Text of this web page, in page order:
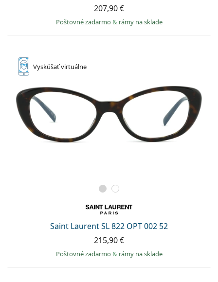
207,90 €
Poštovné zadarmo& rámy na sklade
Vyskúšaťvirtuálne
Saint Laurent SL 822 OPT 002 52
215,90 €
Poštovné zadarmo& rámy na sklade